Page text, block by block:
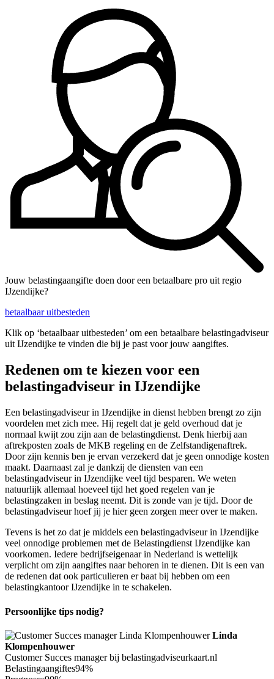
Jouw belastingaangifte doen door een betaalbare pro uit regio
IJzendijke?
betaalbaar uitbesteden
Klik op ‘betaalbaar uitbesteden’ om een betaalbare belastingadviseur
uit IJzendijke te vinden die bij je past voor jouw aangiftes.
Redenen om te kiezen voor een
belastingadviseur in IJzendijke
Een belastingadviseur in IJzendijke in dienst hebben brengt zo zijn
voordelen met zich mee. Hij regelt dat je geld overhoud dat je
normaal kwijt zou zijn aan de belastingdienst. Denk hierbij aan
aftrekposten zoals de MKB regeling en de Zelfstandigenaftrek.
Door zijn kennis ben je ervan verzekerd dat je geen onnodige kosten
maakt. Daarnaast zal je dankzij de diensten van een
belastingadviseur in IJzendijke veel tijd besparen. We weten
natuurlijk allemaal hoeveel tijd het goed regelen van je
belastingzaken in beslag neemt. Dit is zonde van je tijd. Door de
belastingadviseur hoef jij je hier geen zorgen meer over te maken.
Tevens is het zo dat je middels een belastingadviseur in IJzendijke
veel onnodige problemen met de Belastingdienst IJzendijke kan
voorkomen. Iedere bedrijfseigenaar in Nederland is wettelijk
verplicht om zijn aangiftes naar behoren in te dienen. Dit is een van
de redenen dat ook particulieren er baat bij hebben om een
belastingkantoor IJzendijke in te schakelen.
Persoonlijke tips nodig?
Linda
Klompenhouwer
Customer Succes manager bij belastingadviseurkaart.nl
Belastingaangiftes94%